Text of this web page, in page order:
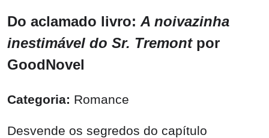
Do aclamado livro: A noivazinha
inestimável do Sr. Tremontpor
GoodNovel
Categoria: Romance
Desvende os segredos do capítulo